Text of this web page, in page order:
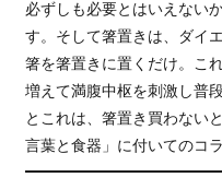
必ずしも必要とはいえない
す。そして箸置きは、ダイ
箸を箸置きに置くだけ。こ
増えて満腹中枢を刺激し普
とこれは、箸置き買わない
言葉と食器」に付いてのコ